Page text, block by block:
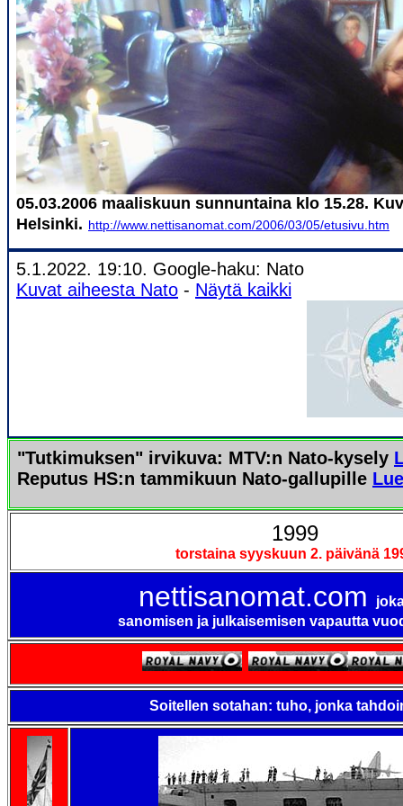
05.03.2006 maaliskuun sunnuntaina klo 15.28.
Helsinki. http://www.nettisanomat.com/2006/03/05/etusivu.htm
5.1.2022. 19:10. Google-haku: Nato
Kuvat aiheesta Nato - Näytä kaikki
"Tutkimuksen" irvikuva: MTV:n Nato-kysely
Reputus HS:n tammikuun Nato-gallupille
1999
torstaina syyskuun 2. päivänä
nettisanomat.com
sanomisen ja julkaisemisen vapautta
Soitellen sotahan: tuho, jonka